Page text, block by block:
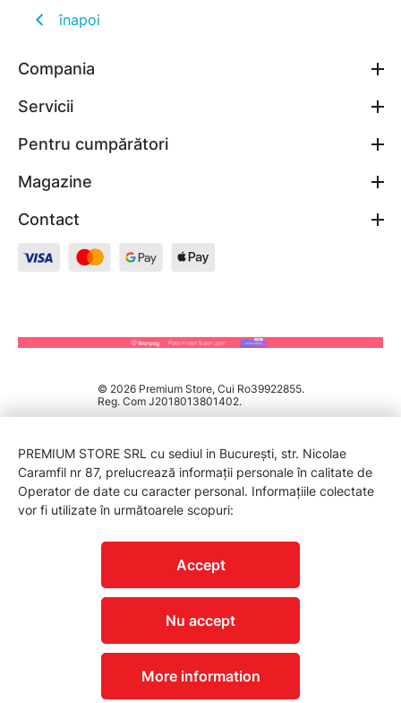
înapoi
Compania
Servicii
Pentru cumpărători
Magazine
Contact
© 2026 Premium Store, Cui Ro39922855.
Reg. Com J2018013801402.
PREMIUM STORE SRL cu sediul in București, str. Nicolae
Caramfil nr 87, prelucrează informații personale în calitate de
Operator de date cu caracter personal. Informațiile colectate
vor fi utilizate în următoarele scopuri:
Accept
Nu accept
More information